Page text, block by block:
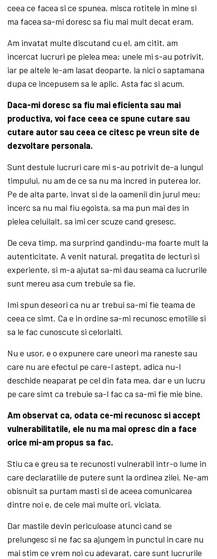
ceea ce facea si ce spunea, misca rotitele in mine si
ma facea sa-mi doresc sa fiu mai mult decat eram.
Am invatat multe discutand cu el, am citit, am
incercat lucruri pe pielea mea; unele mi s-au potrivit,
iar pe altele le-am lasat deoparte, la nici o saptamana
dupa ce incepusem sa le aplic. Asta fac si acum.
Daca-mi doresc sa fiu mai eficienta sau mai
productiva, voi face ceea ce spune cutare sau
cutare autor sau ceea ce citesc pe vreun site de
dezvoltare personala.
Sunt destule lucruri care mi s-au potrivit de-a lungul
timpului, nu am de ce sa nu ma incred in puterea lor.
Pe de alta parte, invat si de la oamenii din jurul meu:
incerc sa nu mai fiu egoista, sa ma pun mai des in
pielea celuilalt, sa imi cer scuze cand gresesc.
De ceva timp, ma surprind gandindu-ma foarte mult la
autenticitate. A venit natural, pregatita de lecturi si
experiente, si m-a ajutat sa-mi dau seama ca lucrurile
sunt mereu asa cum trebuie sa fie.
Imi spun deseori ca nu ar trebui sa-mi fie teama de
ceea ce simt. Ca e in ordine sa-mi recunosc emotiile si
sa le fac cunoscute si celorlalti.
Nu e usor, e o expunere care uneori ma raneste sau
care nu are efectul pe care-l astept, adica nu-l
deschide neaparat pe cel din fata mea, dar e un lucru
pe care simt ca trebuie sa-l fac ca sa-mi fie mie bine.
Am observat ca, odata ce-mi recunosc si accept
vulnerabilitatile, ele nu ma mai opresc din a face
orice mi-am propus sa fac.
Stiu ca e greu sa te recunosti vulnerabil intr-o lume in
care declaratiile de putere sunt la ordinea zilei. Ne-am
obisnuit sa purtam masti si de aceea comunicarea
dintre noi e, de cele mai multe ori, viciata.
Dar mastile devin periculoase atunci cand se
prelungesc si ne fac sa ajungem in punctul in care nu
mai stim ce vrem noi cu adevarat, care sunt lucrurile